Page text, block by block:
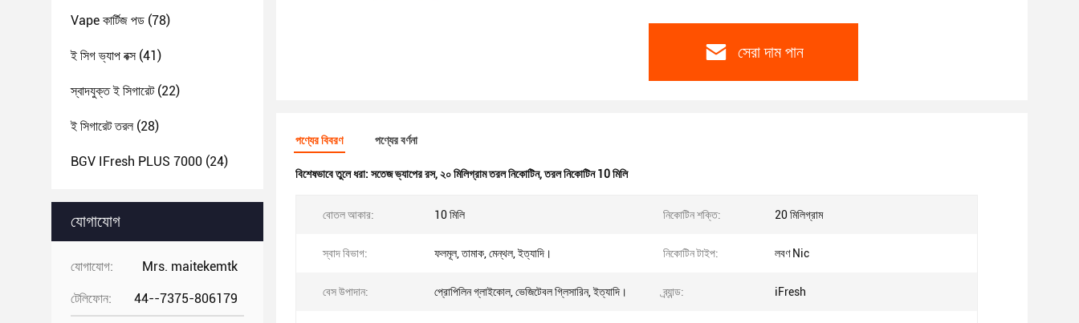
Vape কার্টিজ পড (78)
ই সিগ ভ্যাপ বক্স(41)
স্বাদযুক্ত ই সিগারেট(22)
ই সিগারেট তরল(28)
BGV IFresh PLUS 7000 (24)
যোগাযোগ
যোগাযোগ: Mrs. maitekemtk
টেলিফোন: 44--7375-806179
সেরা দাম পান
পণ্যের বিবরণ পণ্যের বর্ণনা
বিশেষভাবে তুলে ধরা: সতেজ ভ্যাপের রস,২০ মিলিগ্রাম তরল নিকোটিন,তরল নিকোটিন 10 মিলি
বোতল আকার: 10 মিলি নিকোটিন শক্তি: 20 মিলিগ্রাম
স্বাদ বিভাগ: ফলমূল, তামাক, মেন্থল, ইত্যাদি। নিকোটিন টাইপ: লবণ Nic
বেস উপাদান: প্রোপিলিন গ্লাইকোল, ভেজিটেবল গ্লিসারিন, ইত্যাদি। ব্র্যান্ড: iFresh